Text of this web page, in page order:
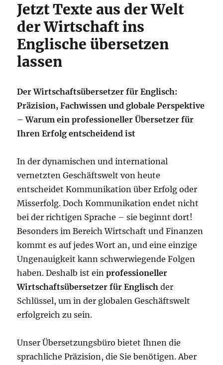
Jetzt Texte aus der Welt
der Wirtschaft ins
Englische übersetzen
lassen
Der Wirtschaftsübersetzer für Englisch:
Präzision, Fachwissen und globale Perspektive
– Warum ein professioneller Übersetzer für
Ihren Erfolg entscheidend ist
In der dynamischen und international
vernetzten Geschäftswelt von heute
entscheidet Kommunikation über Erfolg oder
Misserfolg. Doch Kommunikation endet nicht
bei der richtigen Sprache – sie beginnt dort!
Besonders im Bereich Wirtschaft und Finanzen
kommt es auf jedes Wort an, und eine einzige
Ungenauigkeit kann schwerwiegende Folgen
haben. Deshalb ist einprofessioneller
Wirtschaftsübersetzer für Englisch der
Schlüssel, um in der globalen Geschäftswelt
erfolgreich zu sein.
Unser Übersetzungsbüro bietet Ihnen die
sprachliche Präzision, die Sie benötigen. Aber